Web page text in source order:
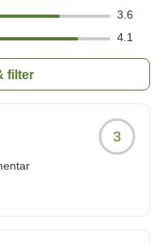
3.6
4.1
filter
3